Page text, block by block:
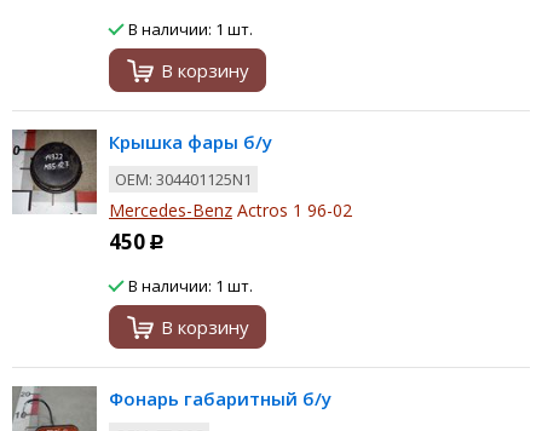
В наличии: 1 шт.
В корзину
Крышка фары б/у
ОЕМ: 304401125N1
Mercedes-Benz Actros 1 96-02
450 Р
В наличии: 1 шт.
В корзину
Фонарь габаритный б/у